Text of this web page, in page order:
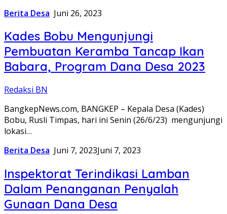
Berita Desa Juni 26, 2023
Kades Bobu Mengunjungi
Pembuatan Keramba Tancap Ikan
Babara, Program Dana Desa 2023
Redaksi BN
BangkepNews.com, BANGKEP – Kepala Desa (Kades)
Bobu, Rusli Timpas, hari ini Senin (26/6/23) mengunjungi
lokasi…
Berita Desa Juni 7, 2023Juni 7, 2023
Inspektorat Terindikasi Lamban
Dalam Penanganan Penyalah
Gunaan Dana Desa